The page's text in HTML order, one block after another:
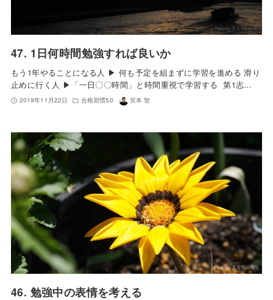
47. 1日何時間勉強すれば良いか
もう1年やることになる人 ▶︎ 何も予定を組まずに学習を進める 滑り
止めに行く人 ▶︎「一日〇〇時間」と時間重視で学習する 第1志…
2019年11月22日 合格習慣50 宮本 智
46. 勉強中の表情を考える